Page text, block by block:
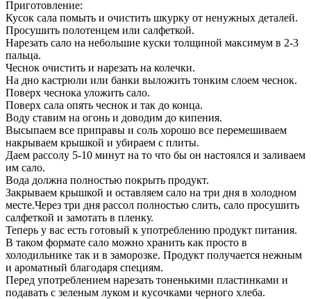
Приготовление:
Кусок сала помыть и очистить шкурку от ненужных деталей.
Просушить полотенцем или салфеткой.
Нарезать сало на небольшие куски толщиной максимум в 2-3
пальца.
Чеснок очистить и нарезать на колечки.
На дно кастрюли или банки выложить тонким слоем чеснок.
Поверх чеснока уложить сало.
Поверх сала опять чеснок и так до конца.
Воду ставим на огонь и доводим до кипения.
Высыпаем все приправы и соль хорошо все перемешиваем
накрываем крышкой и убираем с плиты.
Даем рассолу 5-10 минут на то что бы он настоялся и заливаем
им сало.
Вода должна полностью покрыть продукт.
Закрываем крышкой и оставляем сало на три дня в холодном
месте.Через три дня рассол полностью слить, сало просушить
салфеткой и замотать в пленку.
Теперь у вас есть готовый к употреблению продукт питания.
В таком формате сало можно хранить как просто в
холодильнике так и в заморозке. Продукт получается нежным
и ароматный благодаря специям.
Перед употреблением нарезать тоненькими пластинками и
подавать с зеленым луком и кусочками черного хлеба.